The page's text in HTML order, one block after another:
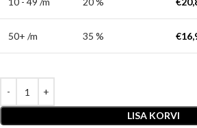
50+ /m 35 % €
LISA KORVI